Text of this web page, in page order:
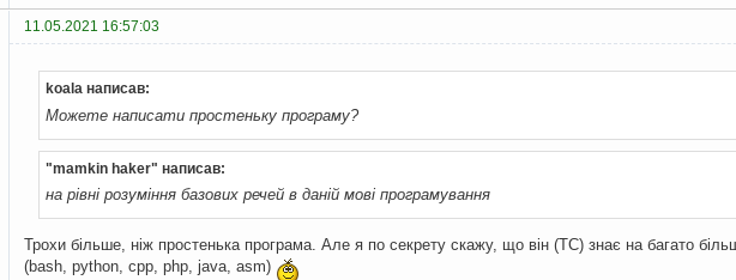
11.05.2021 16:57:03
koala написав:
Можете написати простеньку програму?
"mamkin haker" написав:
на рівні розуміння базових речей в даній мові програмування
Трохи більше, ніж простенька програма. Але я по секрету скажу, що він (ТС) знає на багато
(bash, python, cpp, php, java, asm)